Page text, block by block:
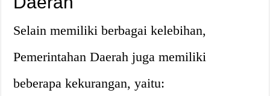
Selain memiliki berbagai kelebihan,
Pemerintahan Daerah juga memiliki
beberapa kekurangan, yaitu: